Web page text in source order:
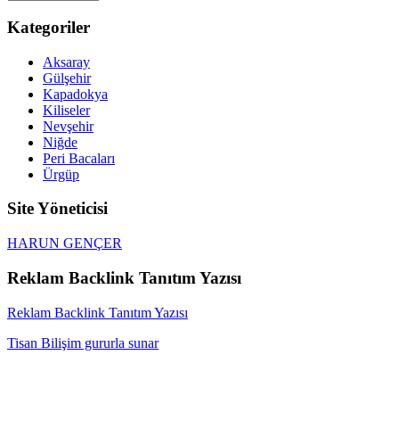
Kategoriler
Aksaray
Gülşehir
Kapadokya
Kiliseler
Nevşehir
Niğde
Peri Bacaları
Ürgüp
Site Yöneticisi
HARUN GENÇER
Reklam Backlink Tanıtım Yazısı
Reklam Backlink Tanıtım Yazısı
Tisan Bilişim gururla sunar